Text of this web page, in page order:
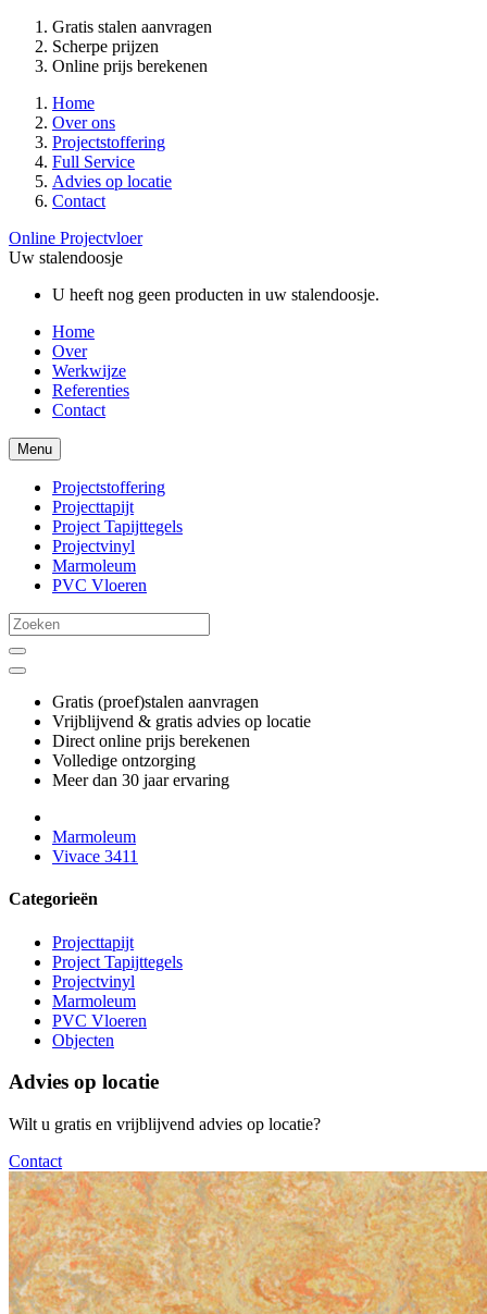
Gratis stalen aanvragen
Scherpe prijzen
Online prijs berekenen
Home
Over ons
Projectstoffering
Full Service
Advies op locatie
Contact
Online Projectvloer
Uw stalendoosje
U heeft nog geen producten in uw stalendoosje.
Home
Over
Werkwijze
Referenties
Contact
Menu
Projectstoffering
Projecttapijt
Project Tapijttegels
Projectvinyl
Marmoleum
PVC Vloeren
Gratis (proef)stalen aanvragen
Vrijblijvend & gratis advies op locatie
Direct online prijs berekenen
Volledige ontzorging
Meer dan 30 jaar ervaring
Marmoleum
Vivace 3411
Categorieën
Projecttapijt
Project Tapijttegels
Projectvinyl
Marmoleum
PVC Vloeren
Objecten
Advies op locatie
Wilt u gratis en vrijblijvend advies op locatie?
Contact